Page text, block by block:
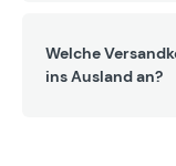
Welche
ins Ausland an?